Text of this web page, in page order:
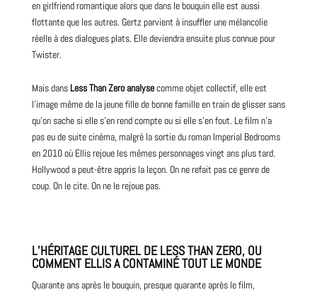
en girlfriend romantique alors que dans le bouquin elle est aussi
flottante que les autres. Gertz parvient à insuffler une mélancolie
réelle à des dialogues plats. Elle deviendra ensuite plus connue pour
Twister.
Mais dans Less Than Zero analysecomme objet collectif, elle est
l’image même de la jeune fille de bonne famille entrainde glisser sans
qu’on sache si elle s’en rend compte ou si elle s’en fout. Le film n’a
pas eu de suite cinéma, malgré la sortie du roman Imperial Bedrooms
en 2010 où Ellis rejoue les mêmes personnages vingt ans plus tard.
Hollywood a peut-être appris la leçon. On ne refait pas ce genre de
coup. On le cite. On ne le rejoue pas.
L’HÉRITAGE CULTUREL DE LESS THAN ZERO, OU
COMMENT ELLIS A CONTAMINÉ TOUT LE MONDE
Quarante ans après le bouquin, presque quarante après le film,